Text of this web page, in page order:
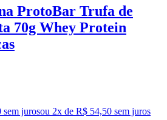
ProtoBar Trufa de
70g Whey Protein
sem jurosou 2x de R$ 54,50 sem juros